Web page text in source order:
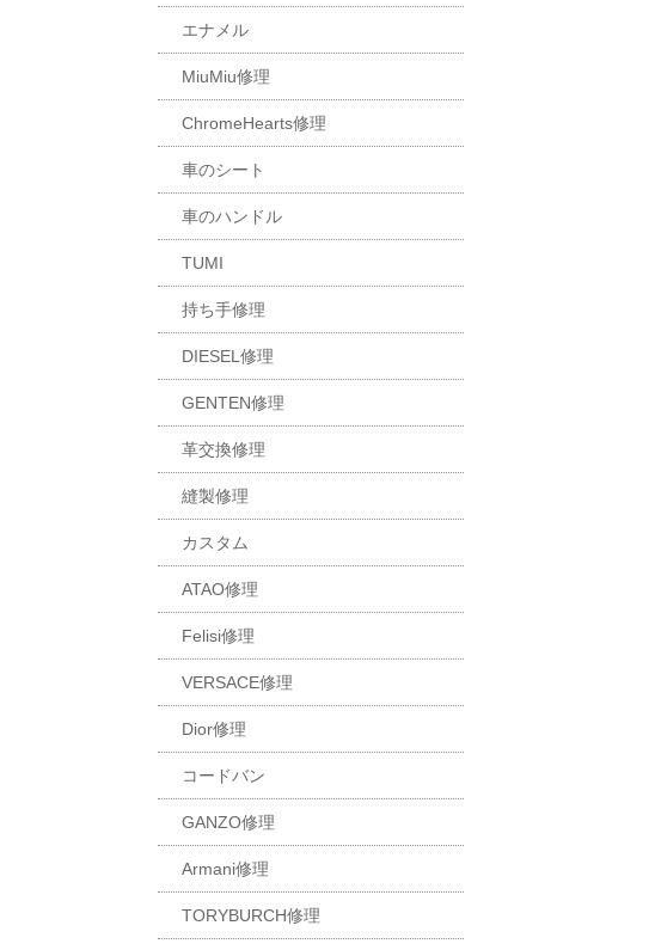
エナメル
MiuMiu修理
ChromeHearts修理
車のシート
車のハンドル
TUMI
持ち手修理
DIESEL修理
GENTEN修理
革交換修理
縫製修理
カスタム
ATAO修理
Felisi修理
VERSACE修理
Dior修理
コードバン
GANZO修理
Armani修理
TORYBURCH修理